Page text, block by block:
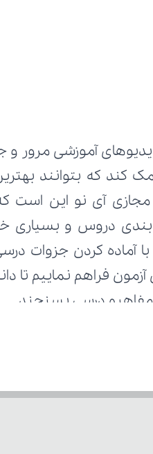
آموزشی مرور و جمع
مفاهیم درسی بسنجند.